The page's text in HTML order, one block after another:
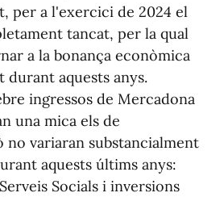
per a l'exercici de 2024 el
tancat, per la qual
a la bonança econòmica
durant aquests anys.
ingressos de Mercadona
una mica els de
no variaran substancialment
aquests últims anys:
Socials i inversions